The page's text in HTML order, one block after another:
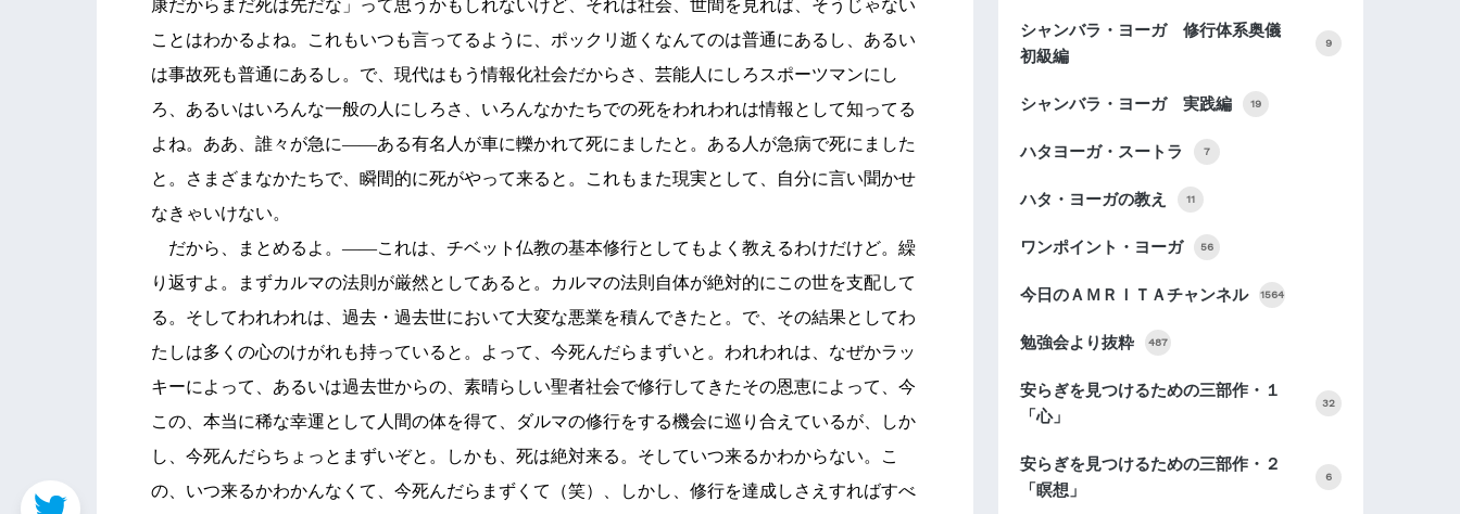
康だからまだ死は先だな」って思うかもしれないけど、それは社会、世間を見れば、そうじゃない
ことはわかるよね。これもいつも言ってるように、ポックリ逝くなんてのは普通にあるし、あるい
は事故死も普通にあるし。で、現代はもう情報化社会だからさ、芸能人にしろスポーツマンにし
ろ、あるいはいろんな一般の人にしろさ、いろんなかたちでの死をわれわれは情報として知ってる
よね。ああ、誰々が急に――ある有名人が車に轢かれて死にましたと。ある人が急病で死にました
と。さまざまなかたちで、瞬間的に死がやって来ると。これもまた現実として、自分に言い聞かせ
なきゃいけない。
だから、まとめるよ。――これは、チベット仏教の基本修行としてもよく教えるわけだけど。繰
り返すよ。まずカルマの法則が厳然としてあると。カルマの法則自体が絶対的にこの世を支配して
る。そしてわれわれは、過去・過去世において大変な悪業を積んできたと。で、その結果としてわ
たしは多くの心のけがれも持っていると。よって、今死んだらまずいと。われわれは、なぜかラッ
キーによって、あるいは過去世からの、素晴らしい聖者社会で修行してきたその恩恵によって、今
この、本当に稀な幸運として人間の体を得て、ダルマの修行をする機会に巡り合えているが、しか
し、今死んだらちょっとまずいぞと。しかも、死は絶対来る。そしていつ来るかわからない。こ
の、いつ来るかわかんなくて、今死んだらまずくて（笑）、しかし、修行を達成しさえすればすべ
シャンバラ・ヨーガ 修行体系奥儀
初級編
9
シャンバラ・ヨーガ 実践編 19
ハタヨーガ・スートラ 7
ハタ・ヨーガの教え 11
ワンポイント・ヨーガ 56
今日のＡＭＲＩＴＡチャンネル 1564
勉強会より抜粋 487
安らぎを見つけるための三部作・１
「心」
32
安らぎを見つけるための三部作・２
「瞑想」
6